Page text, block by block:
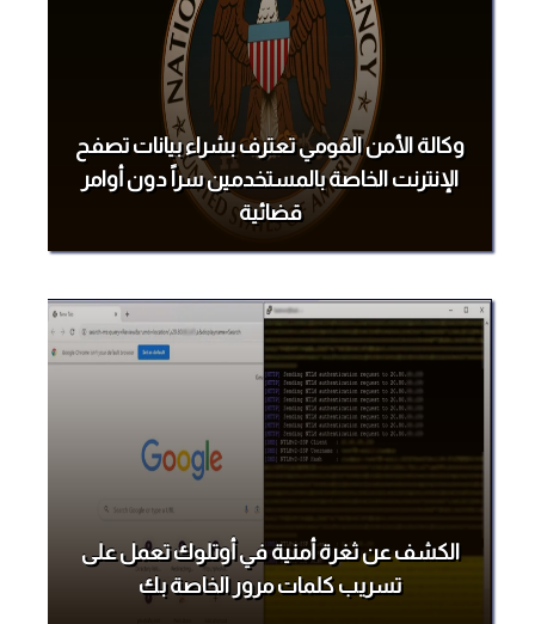
وكالة الأمن القومي تعترف بشراء بيانات تصفح
الإنترنت الخاصة بالمستخدمين سراً دون أوامر
قضائية
الكشف عن ثغرة أمنية في أوتلوك تعمل على
تسريب كلمات مرور الخاصة بك